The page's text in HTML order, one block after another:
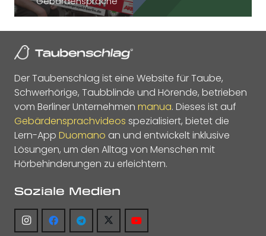
Der Taubenschlag ist eine Website für Taube,
Schwerhörige, Taubblinde und Hörende, betrieben
vom Berliner Unternehmen manua. Dieses ist auf
Gebärdensprachvideos spezialisiert, bietet die
Lern-App Duomano an und entwickelt inklusive
Lösungen, um den Alltag von Menschen mit
Hörbehinderungen zu erleichtern.
Soziale Medien